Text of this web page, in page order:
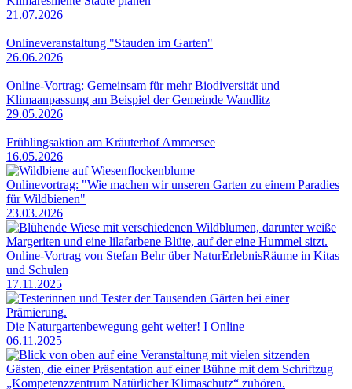
21.07.2026
Onlineveranstaltung "Stauden im Garten"
26.06.2026
Online-Vortrag: Gemeinsam für mehr Biodiversität und
Klimaanpassung am Beispiel der Gemeinde Wandlitz
29.05.2026
Frühlingsaktion am Kräuterhof Ammersee
16.05.2026
Onlinevortrag: "Wie machen wir unseren Garten zu einem Paradies
für Wildbienen"
23.03.2026
Online-Vortrag von Stefan Behr über NaturErlebnisRäume in Kitas
und Schulen
17.11.2025
Die Naturgartenbewegung geht weiter! I Online
06.11.2025